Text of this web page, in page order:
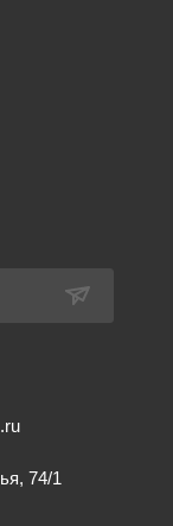
74/1